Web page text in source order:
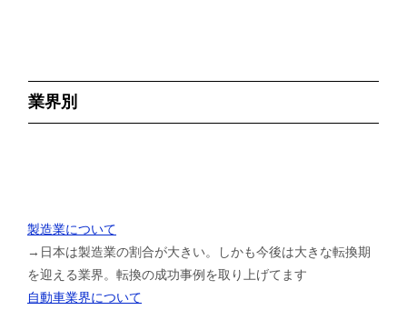
業界別
製造業について
→日本は製造業の割合が大きい。しかも今後は大きな転換期
を迎える業界。転換の成功事例を取り上げてます
自動車業界について